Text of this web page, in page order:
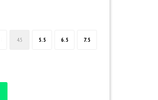
4.5 5.5 6.5 7.5